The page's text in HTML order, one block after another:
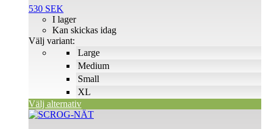
530 SEK
Large
Medium
Small
XL
I lager
Kan skickas idag
Välj variant:
Välj alternativ
De
olika
alternativen
kan
väljas
produktsidan
Den